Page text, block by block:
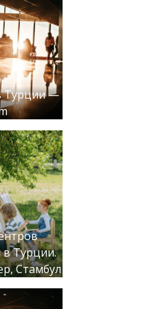
Турции —
в Турции.
Стамбул